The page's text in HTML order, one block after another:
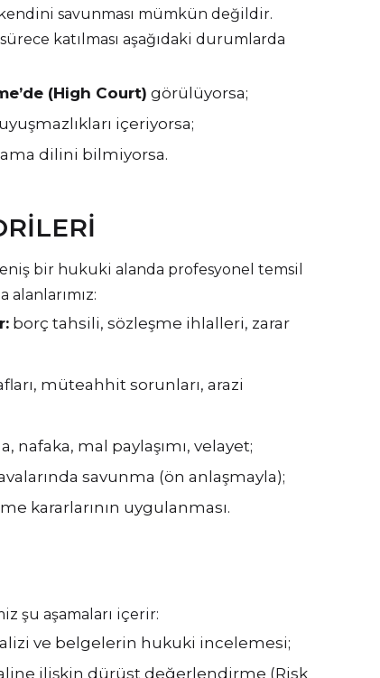
savunması mümkün değildir.
katılması aşağıdaki durumlarda
(High Court) görülüyorsa;
içeriyorsa;
dilini bilmiyorsa.
bir hukuki alanda profesyonel temsil
alanlarımız:
borç tahsili, sözleşme ihlalleri, zarar
müteahhit sorunları, arazi
nafaka, mal paylaşımı, velayet;
savunma (ön anlaşmayla);
kararlarının uygulanması.
şu aşamaları içerir:
ve belgelerin hukuki incelemesi;
ilişkin dürüst değerlendirme (Risk